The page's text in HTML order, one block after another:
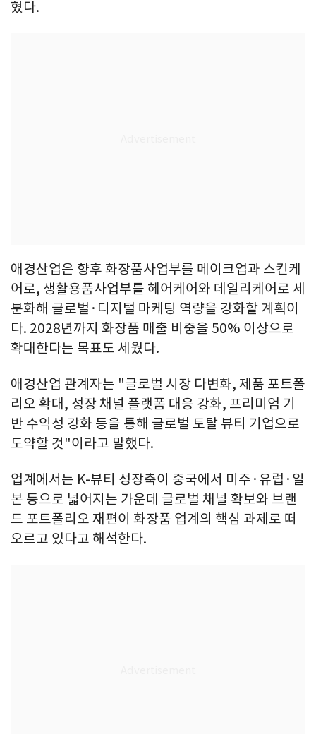
혔다.
애경산업은 향후 화장품사업부를 메이크업과 스킨케
어로, 생활용품사업부를 헤어케어와 데일리케어로 세
분화해 글로벌·디지털 마케팅 역량을 강화할 계획이
다. 2028년까지 화장품 매출 비중을 50% 이상으로
확대한다는 목표도 세웠다.
애경산업 관계자는 "글로벌 시장 다변화, 제품 포트폴
리오 확대, 성장 채널 플랫폼 대응 강화, 프리미엄 기
반 수익성 강화 등을 통해 글로벌 토탈 뷰티 기업으로
도약할 것"이라고 말했다.
업계에서는 K-뷰티 성장축이 중국에서 미주·유럽·일
본 등으로 넓어지는 가운데 글로벌 채널 확보와 브랜
드 포트폴리오 재편이 화장품 업계의 핵심 과제로 떠
오르고 있다고 해석한다.